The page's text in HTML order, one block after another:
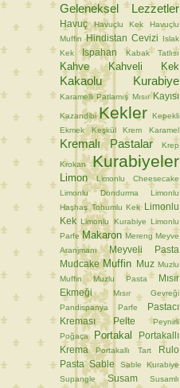
Geleneksel Lezzetler
Havuç Havuçlu Kek
Havuçlu
Muffin Hindistan Cevizi
Islak
Kek
Ispahan Kabak Tatlısı
Kahve Kahveli Kek
Kakaolu Kurabiye
Karamelli Patlamış Mısır Kayısı
Kazandibi Kekler Kepekli
Ekmek
Keşkül Krem Karamel
Kremalı Pastalar Krep
Krokan Kurabiyeler
Limon
Limonlu Cheesecake
Limonlu Dondurma
Limonlu
Haşhaş Tohumlu Kek
Limonlu
Kek Limonlu Kurabiye Limonlu
Parfe Makaron Mereng Meyve
Aranjmanı
Meyveli Pasta
Mudcake Muffin Muz Muzlu
Muffin
Muzlu Pasta
Mısır
Ekmeği
Mısır Gevreği
Pandispanya
Parfe
Pastacı
Kreması
Pelte
Peynirli
Poğaça
Portakal
Portakallı
Krema
Portakallı Tart
Rulo
Pasta Sable
Sable Kurabiye
Supangle
Susam Susamlı